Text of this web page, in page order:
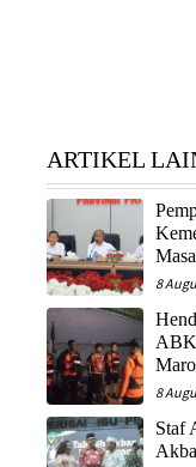
ARTIKEL
8
ABK
Maro
8
Staf